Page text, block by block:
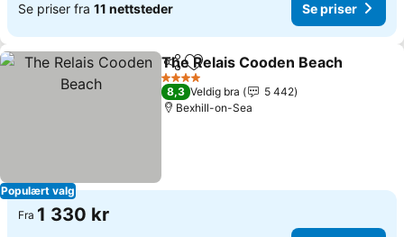
Se priser fra 11 nettsteder Se priser
Populært valg
Del Legg til i favoritter
The Relais Cooden Beach
4 Stjerner
8,3 Veldig bra
5 442
Bexhill-on-Sea
Fra 1 330 kr